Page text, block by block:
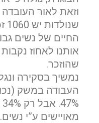
החיים של נשים
אותנו לאחוז
שהוזכר.
נמשיך בסקירה